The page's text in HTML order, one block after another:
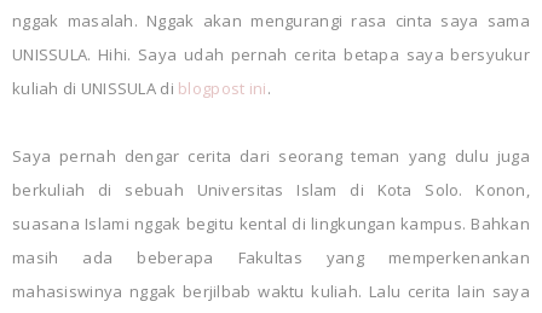
nggak masalah. Nggak akan mengurangi rasa cinta saya sama
UNISSULA. Hihi. Saya udah pernah cerita betapa saya bersyukur
kuliah di UNISSULA di blogpost ini.
Saya pernah dengar cerita dari seorang teman yang dulu juga
berkuliah di sebuah Universitas Islam di Kota Solo. Konon,
suasana Islami nggak begitu kental di lingkungan kampus. Bahkan
masih ada beberapa Fakultas yang memperkenankan
mahasiswinya nggak berjilbab waktu kuliah. Lalu cerita lain saya